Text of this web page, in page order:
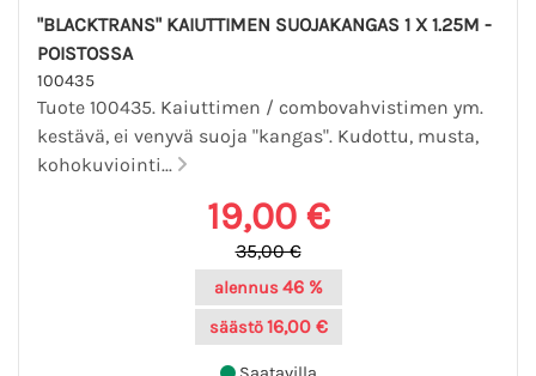
"BLACKTRANS" KAIUTTIMEN SUOJAKANGAS 1 X 1.25M -
POISTOSSA
100435
Tuote 100435. Kaiuttimen / combovahvistimen ym.
kestävä, ei venyvä suoja "kangas". Kudottu, musta,
kohokuviointi...
19,00 €
35,00 €
alennus 46 %
säästö 16,00 €